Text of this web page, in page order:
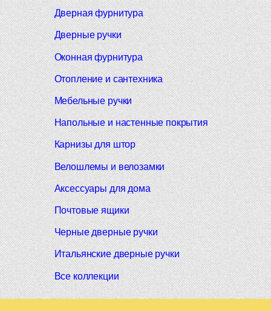
Дверная фурнитура
Дверные ручки
Оконная фурнитура
Отопление и сантехника
Мебельные ручки
Напольные и настенные покрытия
Карнизы для штор
Велошлемы и велозамки
Аксессуары для дома
Почтовые ящики
Черные дверные ручки
Итальянские дверные ручки
Все коллекции